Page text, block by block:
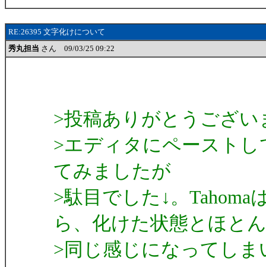
RE:26395 文字化けについて
秀丸担当 さん 09/03/25 09:22
>投稿ありがとうござい
>エディタにペースト
てみましたが
>駄目でした↓。
ら、化けた状態とほと
>同じ感じになってしま